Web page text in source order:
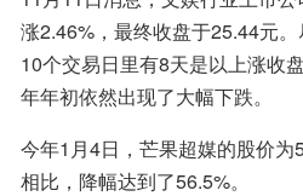
涨2.46%，最终收盘于25.44元
10个交易日里有8天是以上涨收
年年初依然出现了大幅下跌。
今年1月4日，芒果超媒的股价为
相比，降幅达到了56.5%。